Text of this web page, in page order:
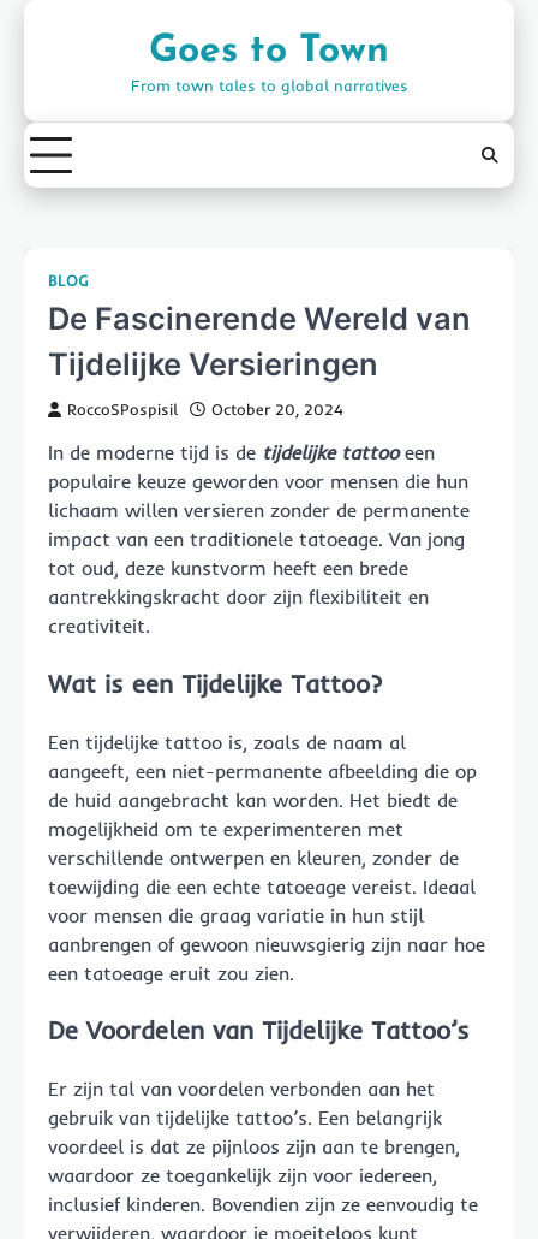
Goes to Town
From town tales to global narratives
BLOG
De Fascinerende Wereld van
Tijdelijke Versieringen
RoccoSPospisil October 20, 2024
In de moderne tijd is de tijdelijke tattooeen
populaire keuze geworden voor mensen die hun
lichaam willen versieren zonder de permanente
impact van een traditionele tatoeage. Van jong
tot oud, deze kunstvorm heeft een brede
aantrekkingskracht door zijn flexibiliteit en
creativiteit.
Wat is een Tijdelijke Tattoo?
Een tijdelijke tattoo is, zoals de naam al
aangeeft, een niet-permanente afbeelding die op
de huid aangebracht kan worden. Het biedt de
mogelijkheid om te experimenteren met
verschillende ontwerpen en kleuren, zonder de
toewijding die een echte tatoeage vereist. Ideaal
voor mensen die graag variatie in hun stijl
aanbrengen of gewoon nieuwsgierig zijn naar hoe
een tatoeage eruit zou zien.
De Voordelen van Tijdelijke Tattoo’s
Er zijn tal van voordelen verbonden aan het
gebruik van tijdelijke tattoo’s. Een belangrijk
voordeel is dat ze pijnloos zijn aan te brengen,
waardoor ze toegankelijk zijn voor iedereen,
inclusief kinderen. Bovendien zijn ze eenvoudig te
verwijderen, waardoor je moeiteloos kunt